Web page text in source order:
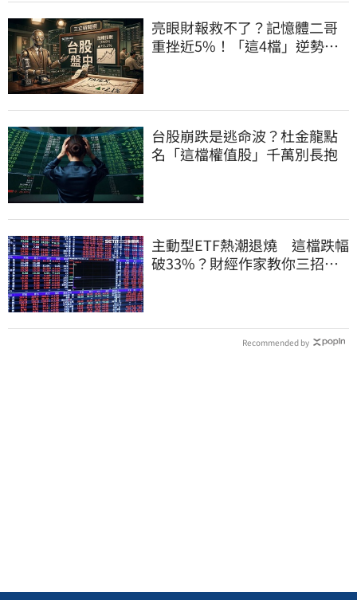
亮眼財報救不了？記憶體二哥
重挫近5%！「這4檔」逆勢上
台股崩跌是逃命波？杜金龍點
名「這檔權值股」千萬別長抱
主動型ETF熱潮退燒 這檔跌幅
破33%？財經作家教你三招避
Recommended by